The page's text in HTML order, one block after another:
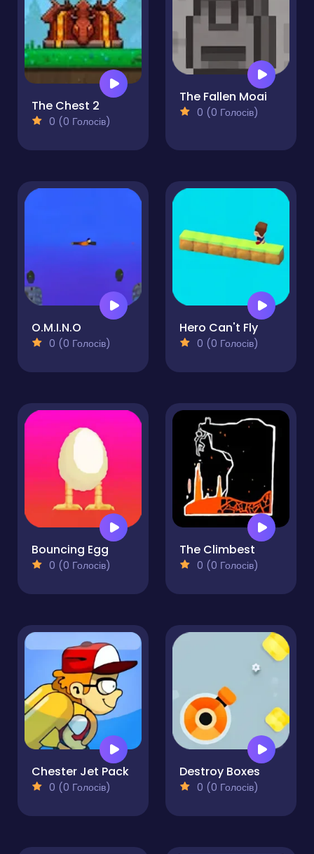
The Chest 2
0 (0 Голосів)
The Fallen Moai
0 (0 Голосів)
O.M.I.N.O
0 (0 Голосів)
Hero Can't Fly
0 (0 Голосів)
Bouncing Egg
0 (0 Голосів)
The Climbest
0 (0 Голосів)
Chester Jet Pack
0 (0 Голосів)
Destroy Boxes
0 (0 Голосів)